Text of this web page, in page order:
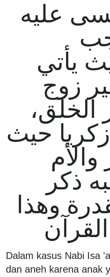
عليه
يأتي
زوج
الخلق،
حيث
ذكر
وهذا
Dalam kasus Nabi Isa
dan aneh karena anak